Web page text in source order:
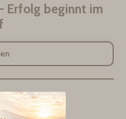
Erfolg beginnt im